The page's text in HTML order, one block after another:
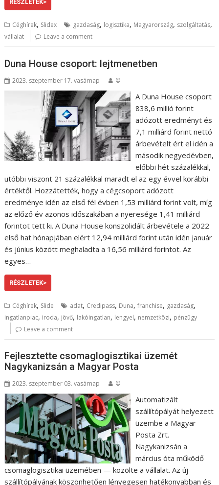
RÉSZLETEK>
Céghírek, Slidex gazdaság, logisztika, Magyarország, szolgáltatás,
vállalat Leave a comment
Duna House csoport: lejtmenetben
2023. szeptember 17. vasárnap ©
A Duna House csoport
838,6 millió forint
adózott eredményt és
7,1 milliárd forint nettó
árbevételt ért el idén a
második negyedévben,
előbbi hét százalékkal,
utóbbi viszont 21 százalékkal maradt el az egy évvel korábbi
értéktől. Hozzátették, hogy a cégcsoport adózott
eredménye idén az első fél évben 1,53 milliárd forint volt, míg
az előző év azonos időszakában a nyeresége 1,41 milliárd
forintot tett ki. A Duna House konszolidált árbevétele a 2022
első hat hónapjában elért 12,94 milliárd forint után idén január
és június között meghaladta a 16,56 milliárd forintot. Az
egyes…
RÉSZLETEK>
Céghírek, Slide adat, Credipass, Duna,franchise, gazdaság,
ingatlanpiac, iroda, jövő, lakóingatlan, lengyel, nemzetközi, pénzügy
Leave a comment
Fejlesztette csomaglogisztikai üzemét
Nagykanizsán a Magyar Posta
2023. szeptember 03. vasárnap ©
Automatizált
szállítópályát helyezett
üzembe a Magyar
Posta Zrt.
Nagykanizsán a
március óta működő
csomaglogisztikai üzemében — közölte a vállalat. Az új
szállítópályának köszönhetően lényegesen hatékonyabban és